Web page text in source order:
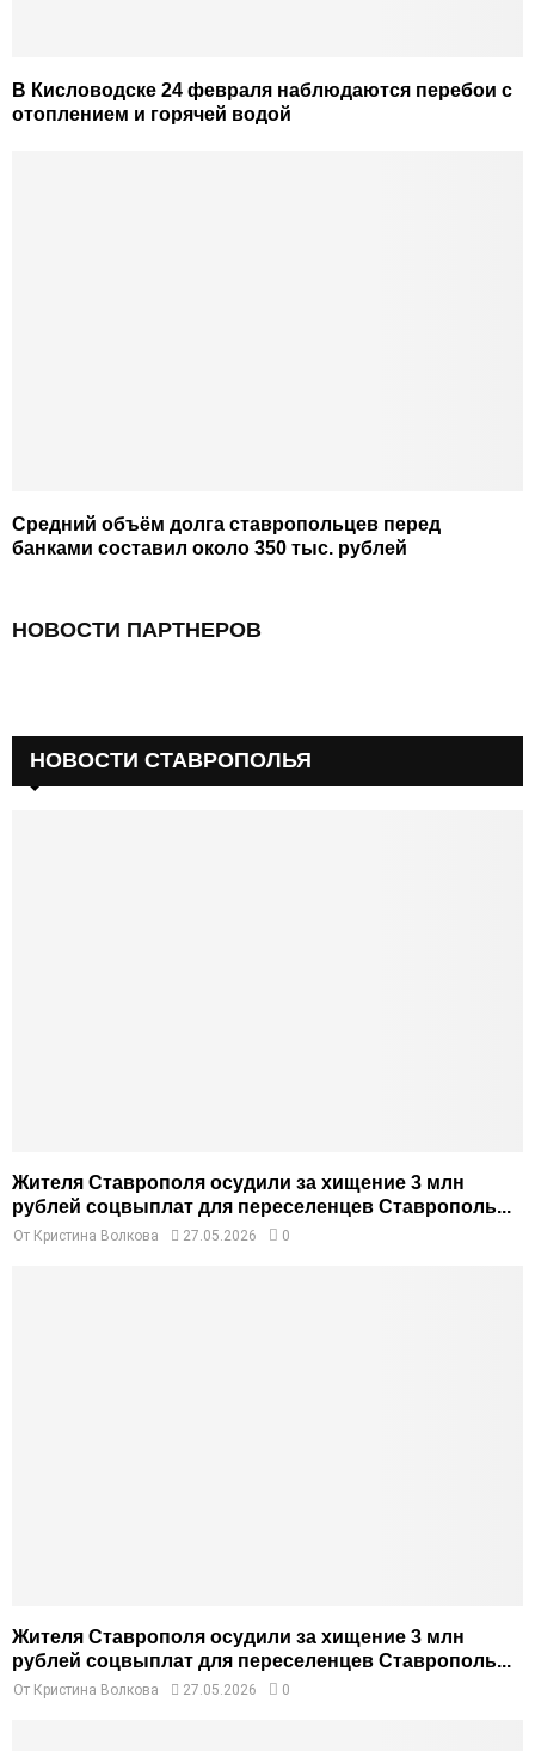
В Кисловодске 24 февраля наблюдаются перебои с
отоплением и горячей водой
Средний объём долга ставропольцев перед
банками составил около 350 тыс. рублей
НОВОСТИ ПАРТНЕРОВ
НОВОСТИ СТАВРОПОЛЬЯ
Жителя Ставрополя осудили за хищение 3 млн
рублей соцвыплат для переселенцев Ставрополь...
От Кристина Волкова 27.05.2026 0
Жителя Ставрополя осудили за хищение 3 млн
рублей соцвыплат для переселенцев Ставрополь...
От Кристина Волкова 27.05.2026 0